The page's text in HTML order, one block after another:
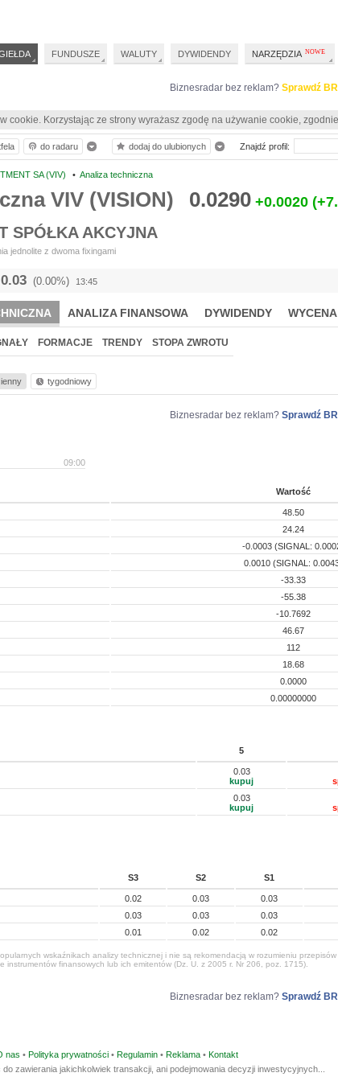
Biznesradar bez reklam? Sprawdź
cookie. Korzystając ze strony wyrażasz zgodę na używanie cookie,
SA (VIV) • Analiza techniczna
VIV (VISION) 0.0290 +0.0020
SPÓŁKA AKCYJNA
jednolite z dwoma fixingami
0.03 (0.00%) 13:45
ANALIZA FINANSOWA DYWIDENDY WYCENA
FORMACJE TRENDY STOPA ZWROTU
tygodniowy
Biznesradar bez reklam? Sprawdź
09:00
Wartość
48.50
24.24
-0.0003 (SIGNAL:
0.0010 (SIGNAL:
-33.33
-55.38
-10.7692
46.67
112
18.68
0.0000
0.00000000
5
0.03
kupuj
0.03
kupuj
S3 S2 S1
0.02 0.03 0.03
0.03 0.03 0.03
0.01 0.02 0.02
wskaźnikach analizy technicznej i nie są rekomendacją w rozumieniu
instrumentów finansowych lub ich emitentów (Dz. U. z 2005 r. Nr 206, poz. 1715).
Biznesradar bez reklam? Sprawdź
do radaru dodaj do ulubionych Znajdź profil:
FUNDUSZE WALUTY DYWIDENDY NARZĘDZIA
nas • Polityka prywatności • Regulamin • Reklama • Kontakt
do zawierania jakichkolwiek transakcji, ani podejmowania decyzji inwestycyjnych...